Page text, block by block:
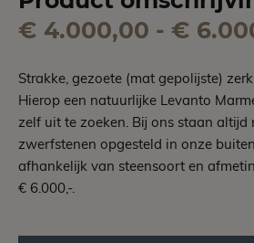
€ 4.000,00 - €
Strakke, gezoete (mat gepolijste)
Hierop een natuurlijke Levanto
zelf uit te zoeken. Bij ons staan altijd
zwerfstenen opgesteld in onze
afhankelijk van steensoort en
€ 6.000,-.